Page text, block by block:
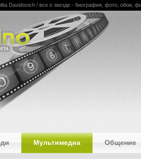
Davidovich / все о звезде - биография, фото, обои,
Мультимедиа Общение